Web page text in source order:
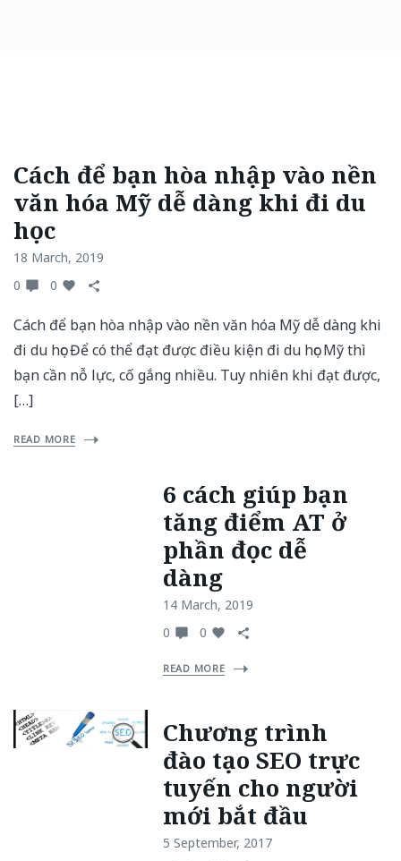
Cách để bạn hòa nhập vào nền
văn hóa Mỹ dễ dàng khi đi du
học
18 March, 2019
0
0
Cách để bạn hòa nhập vào nền văn hóa Mỹ dễ dàng khi
đi du học Để có thể đạt được điều kiện đi du học Mỹ thì
bạn cần nỗ lực, cố gắng nhiều. Tuy nhiên khi đạt được,
[…]
READ MORE
6 cách giúp bạn
tăng điểm AT ở
phần đọc dễ
dàng
14 March, 2019
0
0
READ MORE
Chương trình
đào tạo SEO trực
tuyến cho người
mới bắt đầu
5 September, 2017